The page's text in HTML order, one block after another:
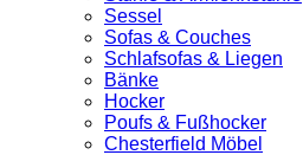
Sessel
Sofas & Couches
Schlafsofas & Liegen
Bänke
Hocker
Poufs & Fußhocker
Chesterfield Möbel